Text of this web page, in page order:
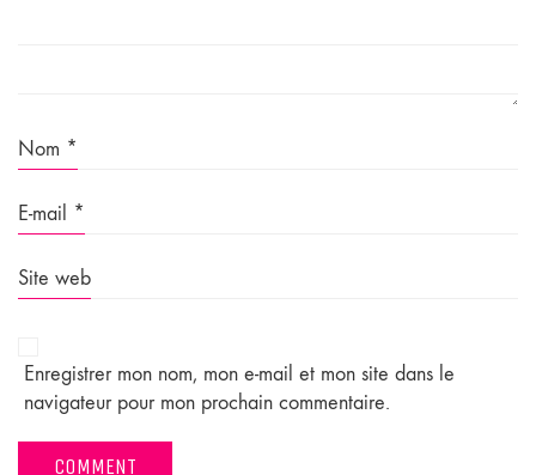
Nom *
E-mail *
Site web
Enregistrer mon nom, mon e-mail et mon site dans le
navigateur pour mon prochain commentaire.